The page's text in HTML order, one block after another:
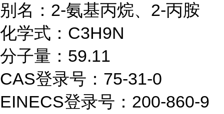
别名：2-氨基丙烷、2-丙胺
化学式：C3H9N
分子量：59.11
CAS登录号：75-31-0
EINECS登录号：200-860-9